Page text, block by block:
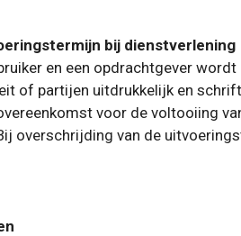
bij dienstverlening
en een opdrachtgever
of partijen uitdrukkelijk en
voor de voltooiing
overschrijding van de